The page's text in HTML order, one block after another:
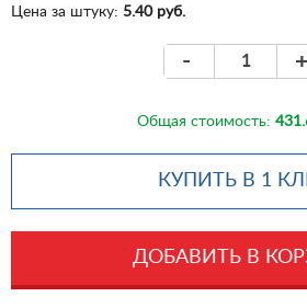
Цена за штуку: 5.40 руб.
- +
Общая стоимость:
КУПИТЬ В 1
ДОБАВИТЬ В